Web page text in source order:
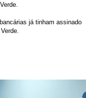
já tinham assinado